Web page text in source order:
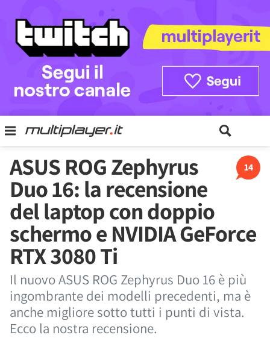
14
ASUS ROG Zephyrus
Duo 16: la recensione
del laptop con doppio
schermo e NVIDIA GeForce
RTX 3080 Ti
Il nuovo ASUS ROG Zephyrus Duo 16 è più
ingombrante dei modelli precedenti, ma è
anche migliore sotto tutti i punti di vista.
Ecco la nostra recensione.